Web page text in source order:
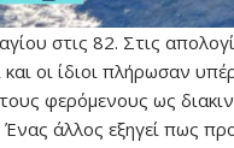
στις 82. Στις
οι ίδιοι πλήρωσαν
φερόμενους ως
Ένας άλλος εξηγεί πως